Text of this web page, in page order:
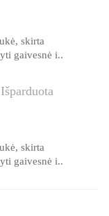
skirta
gaivesnė i..
Išparduota
skirta
gaivesnė i..